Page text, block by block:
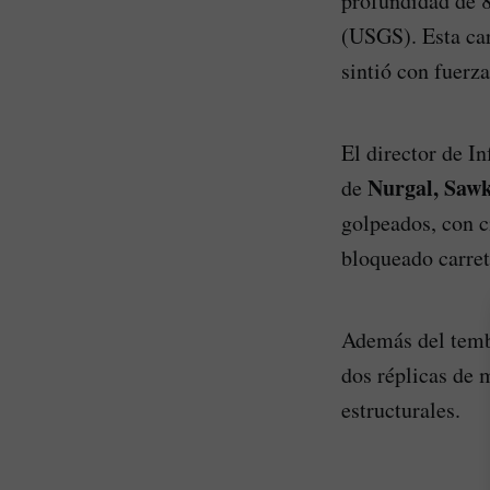
(USGS). Esta
sintió con
El director de
de Nurgal,
golpeados, con
bloqueado
Además del
dos réplicas de
estructurales.